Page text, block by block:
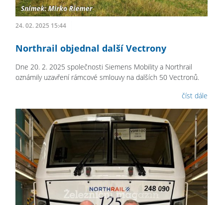
24. 02. 2025 15:44
Northrail objednal další Vectrony
Dne 20. 2. 2025 společnosti Siemens Mobility a Northrail
oznámily uzavření rámcové smlouvy na dalších 50 Vectronů.
číst dále